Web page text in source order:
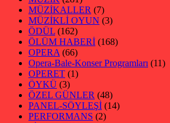
MÜZİKALLER (7)
MÜZİKLİ OYUN (3)
ÖDÜL (162)
ÖLÜM HABERİ (168)
OPERA (66)
Opera-Bale-Konser Programları (11)
OPERET (1)
ÖYKÜ (3)
ÖZEL GÜNLER (48)
PANEL-SÖYLEŞİ (14)
PERFORMANS (2)